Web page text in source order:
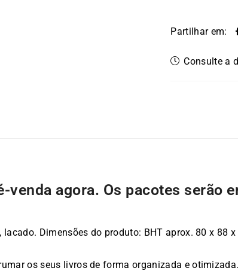
Partilhar em:
Consulte a
agora. Os pacotes serão
Dimensões do produto: BHT aprox. 80 x 88
os seus livros de forma organizada e otimizada.